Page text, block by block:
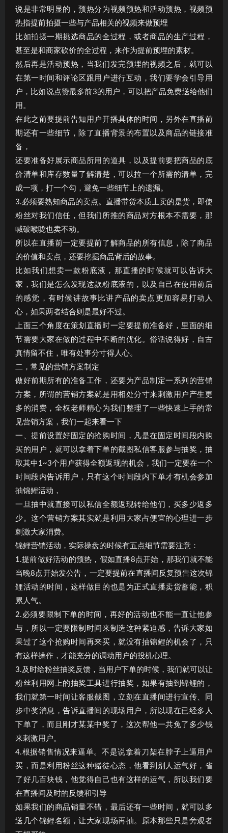
说是非常明显的，预热分为视频预热和活动预热，视频预
热指提前拍摄一些与产品相关的视频来做预埋
比如拍摄一期挑选商品的全过程，或者商品的生产过程，
甚至是和商家砍价的全过程，来作为提前预埋的素材。
然后再是活动预热，当我们发完预埋的视频之后，就可以
在第一时间和评论区跟用户进行互动，我们要学会引导用
户，比如说点赞最多前3的用户，可以把产品免费送给他们
用。
在此之前要提前告知用户开播具体的时间，另外在直播前
期还有一些细节，除了直播背景的布置以及商品的链接准
备，
还要准备好展示商品所用的道具，以及提前要把商品的底
价清单和库存数量了解清楚，可以拉一个所需的清单，完
成一项，打一个勾，避免一些细节上的遗漏。
3.必须要熟知商品的卖点。直播带货本质上卖的是货，即使
粉丝对我们信任，但我们所推的商品对方根本不需要，那
喊破喉咙也卖不动。
所以在直播前一定要提前了解商品的所有信息，除了商品
的价值和卖点，还要挖掘商品背后的故事。
比如我们想卖一款粉底液，那直播的时候就可以告诉大
家，我们是怎么发现这款粉底液的，以及自己在使用前后
的感觉，有时候讲故事比讲产品的卖点更加容易打动人
心，如果两者结合则是最好不过。
上面三个角度在策划直播时一定要提前准备好，里面的细
节需要大家在做的过程中不断的优化。俗话说得好，自古
真情留不住，唯有处事分寸得人心。
二，常见的营销方案制定
做好前期所有的准备工作，还要为产品制定一系列的营销
方案，所谓的营销方案就是用相处分寸来刺激用户产生更
多的消费，全权老师精心为我们整理了一些快速上手的常
见营销方案，我们一起来看一下
一、提前设置好固定的抢购时间，凡是在固定时间段内购
买的用户，就可以拿着下单的截图私信客服参与抽奖，抽
取其中1~3个用户获得全额返现的机会，我们一定要在一个
时间段内告诉用户，只有这个时间段内下单才有机会参加
抽锦鲤活动，
一旦抽中就直接可以私信全额返现转给他们，买多少返多
少。这个营销方案其实就是利用大家占便宜的心理进一步
刺激大家消费。
锦鲤营销活动，实际操盘的时候有五点细节需要注意：
1.提前做好活动的预热，假如直播8点开始，那我们就不能
当晚8点开始发公告，一定要提前在直播间反复预告这次锦
鲤活动的时间，这样做目的也是为正式直播卖货蓄能，积
累人气。
2.必须要限制下单的时间，再好的活动也不能一直让他参
与，所以一定要限制时间来制造这种紧迫感，告诉大家如
果过了这个抢购时间再来买，就没有抽锦鲤的机会了，只
有这样操作，才能充分的调动用户的投机心理。
3.及时给粉丝抽奖反馈，当用户下单的时候，我们就可以让
粉丝利用网上的抽奖工具进行抽奖，如果有抽到锦鲤的，
我们就第一时间让客服截图，立刻在直播间进行宣传、同
步中奖消息，告诉直播间的现场用户，所以现在已经多人
下单了，而且刚才某某中奖了，这次帮他一共免了多少钱
来刺激用户。
4.根据销售情况来逼单。不是说拿着刀架在脖子上逼用户
买，而是利用粉丝这种赌徒心态，他看到别人运气好，省
了好几百块钱，他觉得自己也有这样的运气，所以我们要
在直播间及时的反馈和引导
如果我们的商品销量不错，最后还有一些时间，就可以多
送几个锦鲤名额，让大家现场再抽。原本那些只是旁观者